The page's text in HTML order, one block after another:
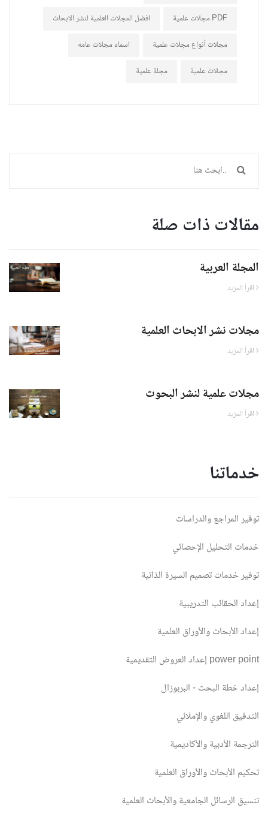
افضل المجلات العلمية لنشر الابحاث
مجلات علمية PDF
اسماء مجلات عامه
مجلات أنواع مجلات علمية
مجلة علمية
مجلات علمية
مقالات ذات صلة
المجلة العربية
مجلات نشر الابحاث العلمية
مجلات علمية لنشر البحوث
خدماتنا
توفير المراجع والدراسات
خدمات التحليل الإحصائي
توفير خدمات تصميم السيرة الذاتية
إعداد الحقائب التدريبية
إعداد الأبحاث والأوراق العلمية
إعداد العروض التقديمية power point
إعداد خطة البحث - البربوزال
التدقيق اللغوي والإملائي
الترجمة الأدبية والأكاديمية
تحكيم الأبحاث والأوراق العلمية
تنسيق الرسائل الجامعية والأبحاث العلمية